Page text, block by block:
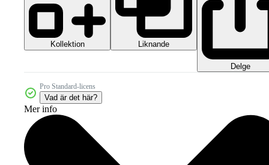
Kollektion Liknande
Delge
Pro Standard-licens
Vad är det här?
Mer info